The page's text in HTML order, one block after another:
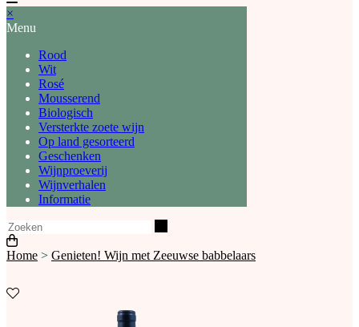
×
Menu
Rood
Wit
Rosé
Mousserend
Biologisch
Versterkte zoete wijn
Op land gesorteerd
Geschenken
Wijnproeverij
Wijnverhalen
Informatie
Home > Genieten! Wijn met Zeeuwse babbelaars